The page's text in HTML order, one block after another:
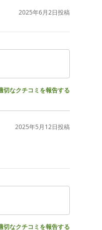
2025年6月2日投稿
切なクチコミを報告する
2025年5月12日投稿
切なクチコミを報告する